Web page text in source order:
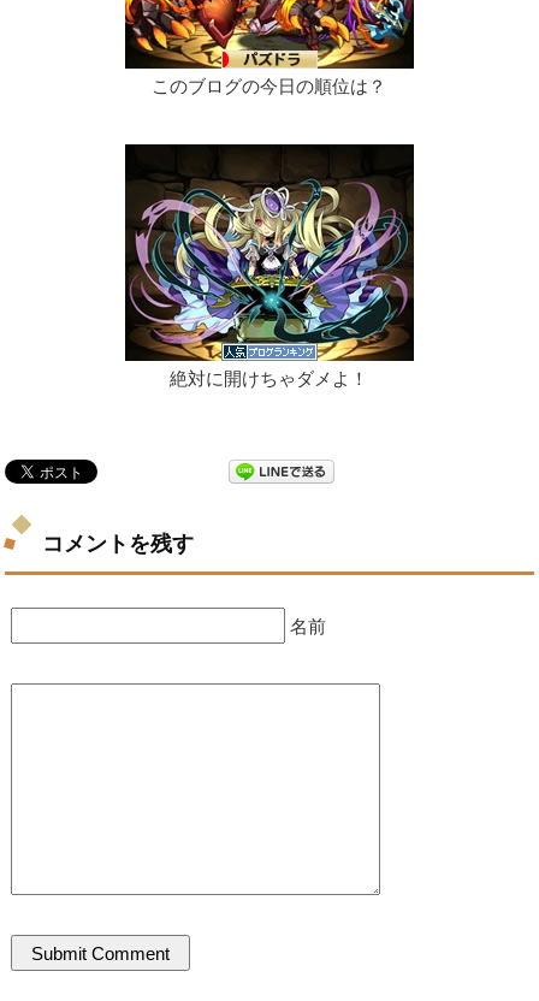
このブログの今日の順位は？
絶対に開けちゃダメよ！
コメントを残す
名前